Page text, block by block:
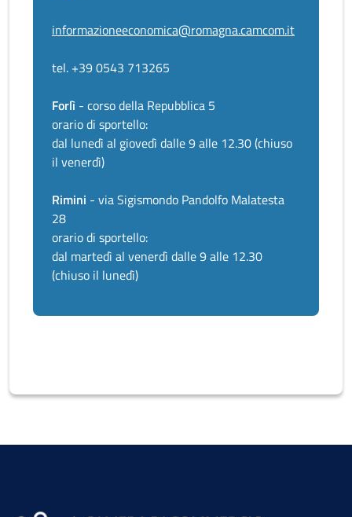
informazioneeconomica@romagna.camcom.it
tel. +39 0543 713265
Forlì - corso della Repubblica 5
orario di sportello:
dal lunedì al giovedì dalle 9 alle 12.30 (chiuso
il venerdì)
Rimini - via Sigismondo Pandolfo Malatesta
28
orario di sportello:
dal martedì al venerdì dalle 9 alle 12.30
(chiuso il lunedì)